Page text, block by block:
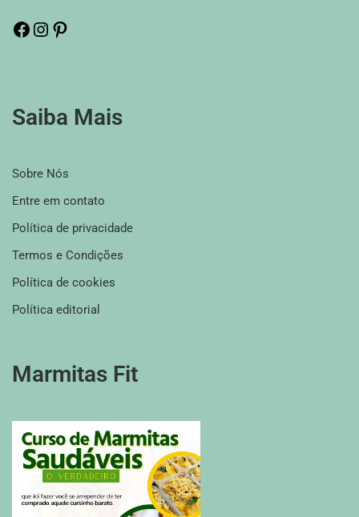
Saiba Mais
Sobre Nós
Entre em contato
Política de privacidade
Termos e Condições
Política de cookies
Política editorial
Marmitas Fit